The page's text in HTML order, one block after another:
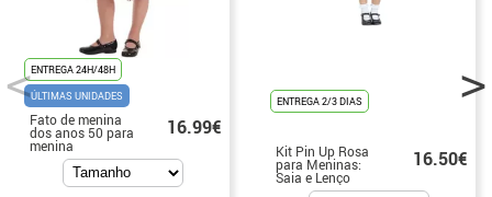
ENTREGA 24H/48H
ÚLTIMAS UNIDADES
Fato de menina
dos anos 50 para
menina
16.99€
ENTREGA 2/3 DIAS
Kit Pin Up Rosa
para Meninas:
Saia e Lenço
16.50€